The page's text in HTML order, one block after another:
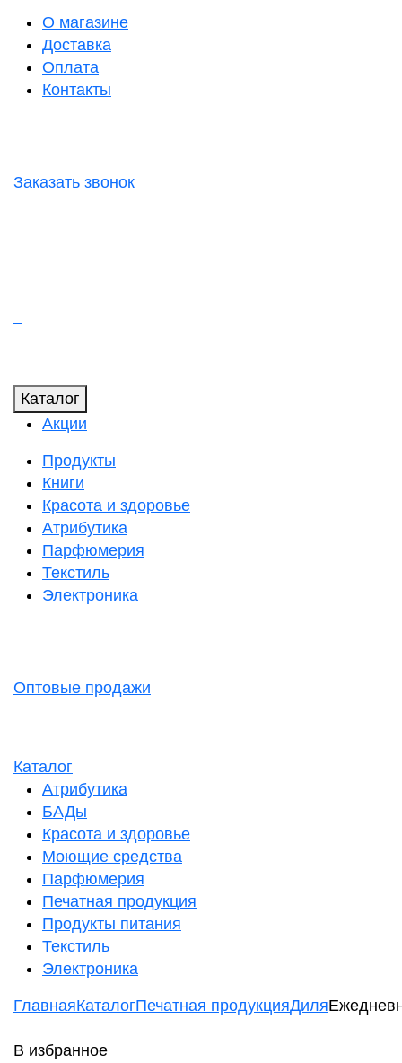
О магазине
Доставка
Оплата
Контакты
Заказать звонок
Каталог
Акции
Продукты
Книги
Красота и здоровье
Атрибутика
Парфюмерия
Текстиль
Электроника
Оптовые продажи
Каталог
Атрибутика
БАДы
Красота и здоровье
Моющие средства
Парфюмерия
Печатная продукция
Продукты питания
Текстиль
Электроника
ГлавнаяКаталогПечатная продукцияДиля
В избранное